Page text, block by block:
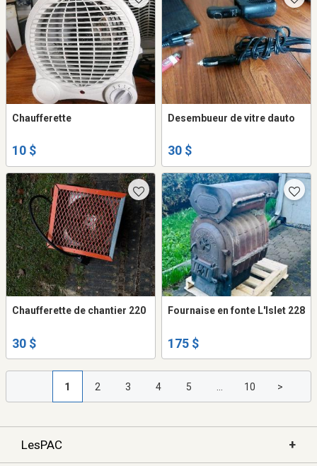
Chaufferette
10 $
Desembueur de vitre dauto
30 $
Chaufferette de chantier 220
30 $
Fournaise en fonte L'Islet 228
175 $
1 2 3 4 5 10 >
LesPAC +